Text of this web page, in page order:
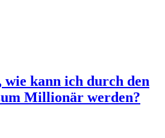
kann ich durch den
Millionär werden?